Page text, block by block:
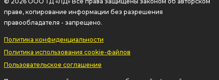
праве, копирование информации без разрешения
правообладателя - запрещено.
Политика конфиденциальности
Политика использования cookie-файлов
Пользовательское соглашение